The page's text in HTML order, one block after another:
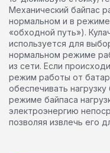
Механический байпас
нормальном и в
«обходной путь»).
используется для
нормальном режиме
из сети. Если
режим работы от
обеспечивать
режиме байпаса
электроэнергию
позволяя извлечь его